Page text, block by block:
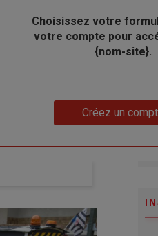
Body
Choisissez votre
votre compte pour
{nom-site}.
Créez un